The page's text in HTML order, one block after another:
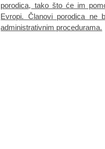
porodica, tako što će im
Evropi. Članovi porodica ne
administrativnim procedurama.